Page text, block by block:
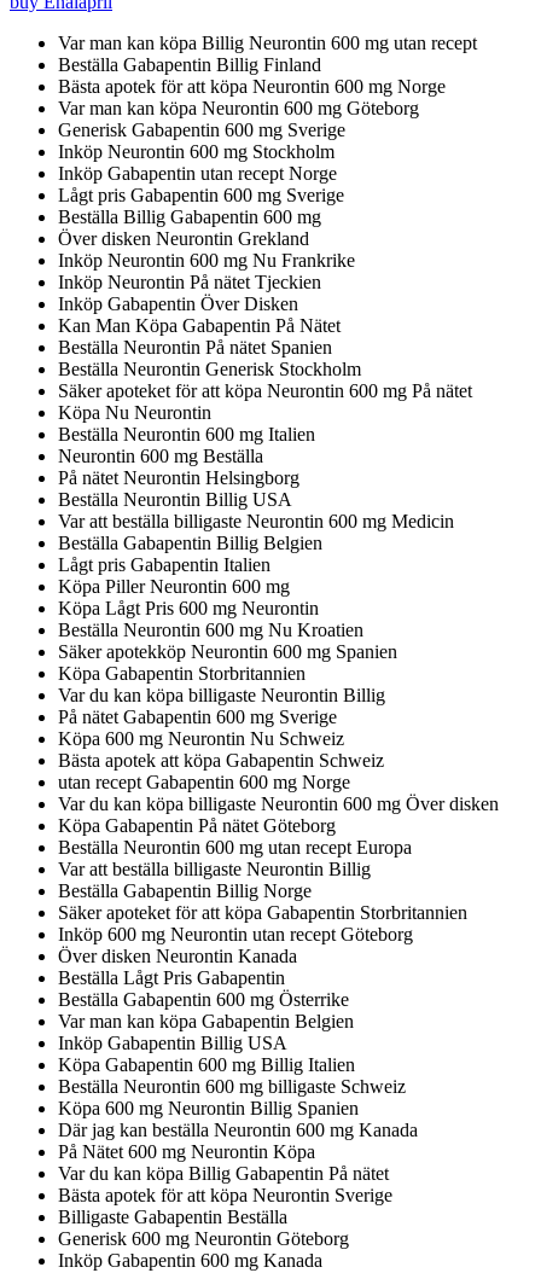
Var man kan köpa Billig Neurontin 600 mg utan recept
Beställa Gabapentin Billig Finland
Bästa apotek för att köpa Neurontin 600 mg Norge
Var man kan köpa Neurontin 600 mg Göteborg
Generisk Gabapentin 600 mg Sverige
Inköp Neurontin 600 mg Stockholm
Inköp Gabapentin utan recept Norge
Lågt pris Gabapentin 600 mg Sverige
Beställa Billig Gabapentin 600 mg
Över disken Neurontin Grekland
Inköp Neurontin 600 mg Nu Frankrike
Inköp Neurontin På nätet Tjeckien
Inköp Gabapentin Över Disken
Kan Man Köpa Gabapentin På Nätet
Beställa Neurontin På nätet Spanien
Beställa Neurontin Generisk Stockholm
Säker apoteket för att köpa Neurontin 600 mg På nätet
Köpa Nu Neurontin
Beställa Neurontin 600 mg Italien
Neurontin 600 mg Beställa
På nätet Neurontin Helsingborg
Beställa Neurontin Billig USA
Var att beställa billigaste Neurontin 600 mg Medicin
Beställa Gabapentin Billig Belgien
Lågt pris Gabapentin Italien
Köpa Piller Neurontin 600 mg
Köpa Lågt Pris 600 mg Neurontin
Beställa Neurontin 600 mg Nu Kroatien
Säker apotekköp Neurontin 600 mg Spanien
Köpa Gabapentin Storbritannien
Var du kan köpa billigaste Neurontin Billig
På nätet Gabapentin 600 mg Sverige
Köpa 600 mg Neurontin Nu Schweiz
Bästa apotek att köpa Gabapentin Schweiz
utan recept Gabapentin 600 mg Norge
Var du kan köpa billigaste Neurontin 600 mg Över disken
Köpa Gabapentin På nätet Göteborg
Beställa Neurontin 600 mg utan recept Europa
Var att beställa billigaste Neurontin Billig
Beställa Gabapentin Billig Norge
Säker apoteket för att köpa Gabapentin Storbritannien
Inköp 600 mg Neurontin utan recept Göteborg
Över disken Neurontin Kanada
Beställa Lågt Pris Gabapentin
Beställa Gabapentin 600 mg Österrike
Var man kan köpa Gabapentin Belgien
Inköp Gabapentin Billig USA
Köpa Gabapentin 600 mg Billig Italien
Beställa Neurontin 600 mg billigaste Schweiz
Köpa 600 mg Neurontin Billig Spanien
Där jag kan beställa Neurontin 600 mg Kanada
På Nätet 600 mg Neurontin Köpa
Var du kan köpa Billig Gabapentin På nätet
Bästa apotek för att köpa Neurontin Sverige
Billigaste Gabapentin Beställa
Generisk 600 mg Neurontin Göteborg
Inköp Gabapentin 600 mg Kanada